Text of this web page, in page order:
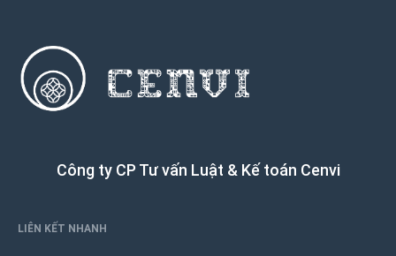
Công ty CP Tư vấn Luật & Kế toán Cenvi
LIÊN KẾT NHANH